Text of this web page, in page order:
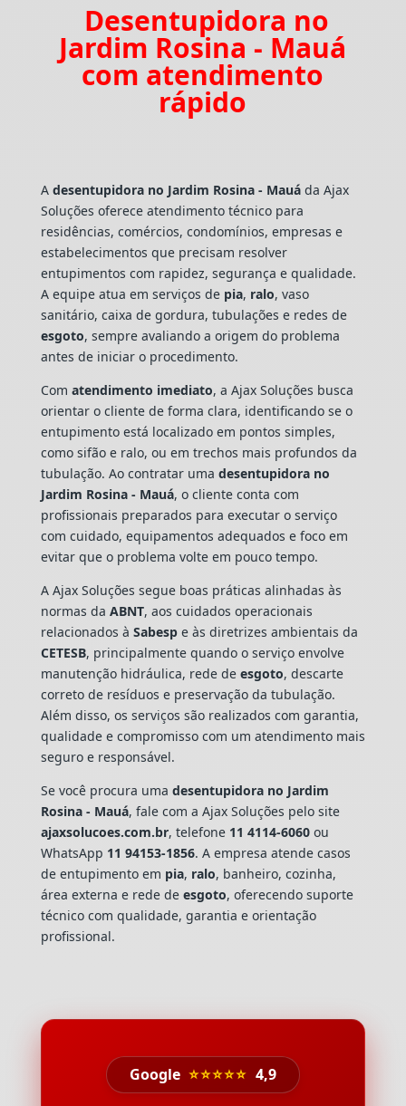
Desentupidora no
Jardim Rosina - Mauá
com atendimento
rápido
A desentupidora no Jardim Rosina - Mauáda Ajax
Soluções oferece atendimento técnico para
residências, comércios, condomínios, empresas e
estabelecimentos que precisam resolver
entupimentos com rapidez, segurança e qualidade.
A equipe atua em serviços de pia, ralo, vaso
sanitário, caixa de gordura, tubulações e redes de
esgoto, sempre avaliando a origem do problema
antes de iniciar o procedimento.
Com atendimento imediato, a Ajax Soluções busca
orientar o cliente de forma clara, identificando se o
entupimento está localizado em pontos simples,
como sifão e ralo, ou em trechos mais profundos da
tubulação. Ao contratar uma desentupidora no
Jardim Rosina - Mauá, o cliente conta com
profissionais preparados para executar o serviço
com cuidado, equipamentos adequados e foco em
evitar que o problema volte em pouco tempo.
A Ajax Soluções segue boas práticas alinhadas às
normas da ABNT, aos cuidados operacionais
relacionados à Sabespe às diretrizes ambientais da
CETESB, principalmente quando o serviço envolve
manutenção hidráulica, rede de esgoto, descarte
correto de resíduos e preservação da tubulação.
Além disso, os serviços são realizados com garantia,
qualidade e compromisso com um atendimento mais
seguro e responsável.
Se você procura uma desentupidora no Jardim
Rosina - Mauá, fale com a Ajax Soluções pelo site
ajaxsolucoes.com.br, telefone 11 4114-6060ou
WhatsApp 11 94153-1856. A empresa atende casos
de entupimento em pia, ralo, banheiro, cozinha,
área externa e rede de esgoto, oferecendo suporte
técnico com qualidade, garantia e orientação
profissional.
Google ⭐⭐⭐⭐⭐ 4,9